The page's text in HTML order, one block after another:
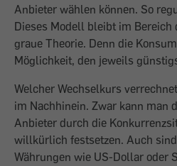
Anbieter wählen können. So
Dieses Modell bleibt im Bereich
graue Theorie. Denn die
Möglichkeit, den jeweils
Welcher Wechselkurs
im Nachhinein. Zwar kann man
Anbieter durch die
willkürlich festsetzen. Auch
Währungen wie US-Dollar oder